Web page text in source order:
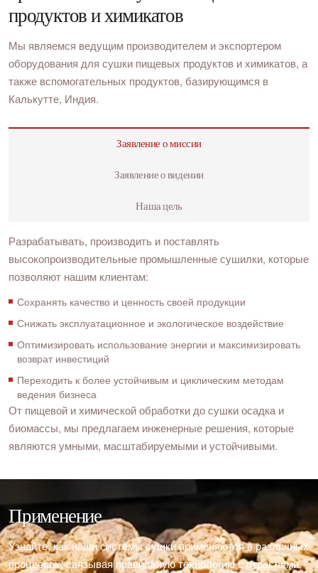
продуктов и химикатов
Мы являемся ведущим производителем и экспортером
оборудования для сушки пищевых продуктов и химикатов, а
также вспомогательных продуктов, базирующимся в
Калькутте, Индия.
Заявление о миссии
Заявление о видении
Наша цель
Разрабатывать, производить и поставлять
высокопроизводительные промышленные сушилки, которые
позволяют нашим клиентам:
Сохранять качество и ценность своей продукции
Снижать эксплуатационное и экологическое воздействие
Оптимизировать использование энергии и максимизировать
возврат инвестиций
Переходить к более устойчивым и циклическим методам
ведения бизнеса
От пищевой и химической обработки до сушки осадка и
биомассы, мы предлагаем инженерные решения, которые
являются умными, масштабируемыми и устойчивыми.
Применение
Узнайте, как наши системы сушки применяются в различных
процессах, связывая правильную технологию с отраслями,